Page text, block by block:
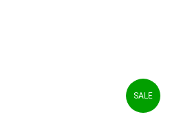
SALE